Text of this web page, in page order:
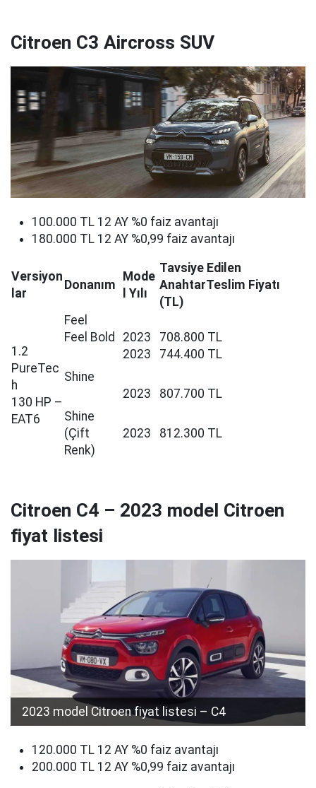
Citroen C3 Aircross SUV
100.000 TL 12 AY %0 faiz avantajı​
180.000 TL 12 AY %0,99 faiz avantajı​
Versiyon
lar
Donanım
Mode
l Yılı
Tavsiye Edilen
AnahtarTeslim Fiyatı
(TL)
1.2
PureTec
h
130 HP –
EAT6
Feel
Feel Bold
Shine
Shine
(Çift
Renk)
2023
2023
2023
2023
708.800 TL
744.400 TL
807.700 TL
812.300 TL
Citroen C4 – 2023 model Citroen
fiyat listesi
2023 model Citroen fiyat listesi – C4
120.000 TL 12 AY %0 faiz avantajı​
200.000 TL 12 AY %0,99 faiz avantajı